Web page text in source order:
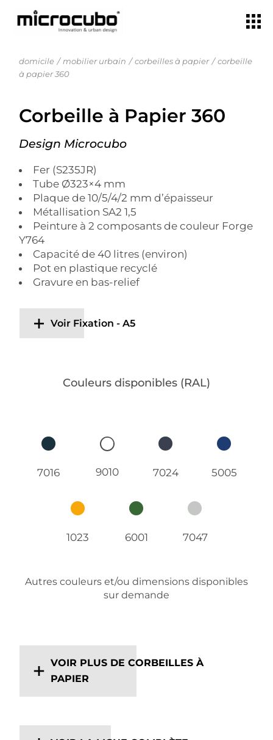
domicile mobilier urbain corbeilles à papier
corbeille
à papier 360
Corbeille à Papier 360
Design Microcubo
Fer (S235JR)
Tube Ø323×4 mm
Plaque de 10/5/4/2 mm d’épaisseur
Métallisation SA2 1,5
Peinture à 2 composants de couleur Forge
Y764
Capacité de 40 litres (environ)
Pot en plastique recyclé
Gravure en bas-relief
Voir Fixation - A5
Couleurs disponibles (RAL)
7016 9010 7024 5005
1023 6001 7047
Autres couleurs et/ou dimensions disponibles
sur demande
VOIR PLUS DE CORBEILLES À
PAPIER